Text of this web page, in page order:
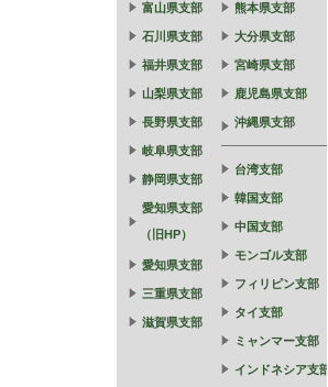
富山県支部
石川県支部
福井県支部
山梨県支部
長野県支部
岐阜県支部
静岡県支部
愛知県支部
（旧HP）
愛知県支部
三重県支部
滋賀県支部
熊本県支部
大分県支部
宮崎県支部
鹿児島県支部
沖縄県支部
台湾支部
韓国支部
中国支部
モンゴル支部
フィリピン支部
タイ支部
ミャンマー支部
インドネシア支部